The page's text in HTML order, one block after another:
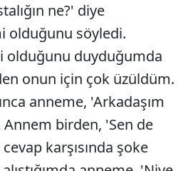
ne?' diye
olduğunu söyledi.
olduğunu duyduğumda
onun için çok üzüldüm.
anneme, 'Arkadaşım
birden, 'Sen de
karşısında şoke